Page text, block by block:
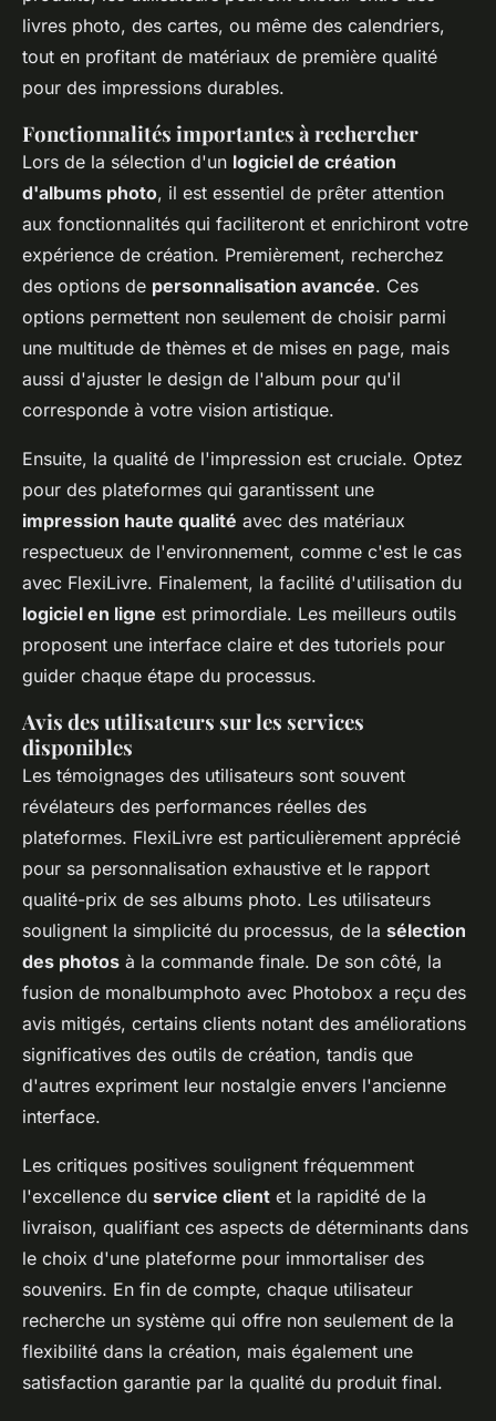
livres photo, des cartes, ou même des calendriers,
tout en profitant de matériaux de première qualité
pour des impressions durables.
Fonctionnalités importantes à rechercher
Lors de la sélection d'un logiciel de création
d'albums photo, il est essentiel de prêter attention
aux fonctionnalités qui faciliteront et enrichiront votre
expérience de création. Premièrement, recherchez
des options de personnalisation avancée. Ces
options permettent non seulement de choisir parmi
une multitude de thèmes et de mises en page, mais
aussi d'ajuster le design de l'album pour qu'il
corresponde à votre vision artistique.
Ensuite, la qualité de l'impression est cruciale. Optez
pour des plateformes qui garantissent une
impression haute qualité avec des matériaux
respectueux de l'environnement, comme c'est le cas
avec FlexiLivre. Finalement, la facilité d'utilisation du
logiciel en ligne est primordiale. Les meilleurs outils
proposent une interface claire et des tutoriels pour
guider chaque étape du processus.
Avis des utilisateurs sur les services
disponibles
Les témoignages des utilisateurs sont souvent
révélateurs des performances réelles des
plateformes. FlexiLivre est particulièrement apprécié
pour sa personnalisation exhaustive et le rapport
qualité-prix de ses albums photo. Les utilisateurs
soulignent la simplicité du processus, de la sélection
des photos à la commande finale. De son côté, la
fusion de monalbumphoto avec Photobox a reçu des
avis mitigés, certains clients notant des améliorations
significatives des outils de création, tandis que
d'autres expriment leur nostalgie envers l'ancienne
interface.
Les critiques positives soulignent fréquemment
l'excellence du service client et la rapidité de la
livraison, qualifiant ces aspects de déterminants dans
le choix d'une plateforme pour immortaliser des
souvenirs. En fin de compte, chaque utilisateur
recherche un système qui offre non seulement de la
flexibilité dans la création, mais également une
satisfaction garantie par la qualité du produit final.